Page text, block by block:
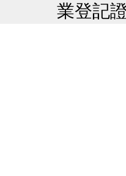
業登記